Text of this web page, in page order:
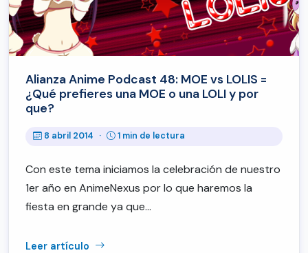
Alianza Anime Podcast 48: MOE vs LOLIS =
¿Qué prefieres una MOE o una LOLI y por
que?
8 abril 2014 · 1 min de lectura
Con este tema iniciamos la celebración de nuestro
1er año en AnimeNexus por lo que haremos la
fiesta en grande ya que…
Leer artículo